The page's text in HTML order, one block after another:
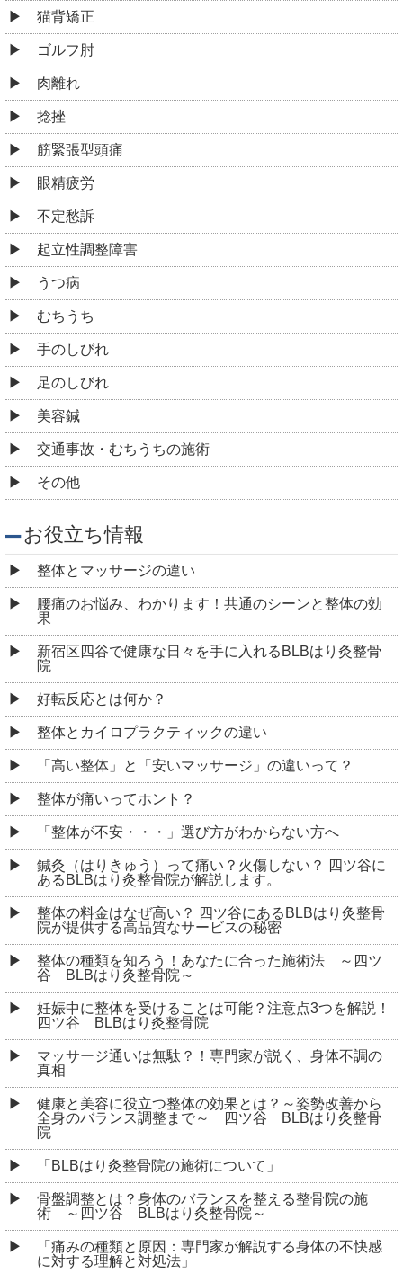
猫背矯正
ゴルフ肘
肉離れ
捻挫
筋緊張型頭痛
眼精疲労
不定愁訴
起立性調整障害
うつ病
むちうち
手のしびれ
足のしびれ
美容鍼
交通事故・むちうちの施術
その他
お役立ち情報
整体とマッサージの違い
腰痛のお悩み、わかります！共通のシーンと整体の効
果
新宿区四谷で健康な日々を手に入れるBLBはり灸整骨
院
好転反応とは何か？
整体とカイロプラクティックの違い
「高い整体」と「安いマッサージ」の違いって？
整体が痛いってホント？
「整体が不安・・・」選び方がわからない方へ
鍼灸（はりきゅう）って痛い？火傷しない？ 四ツ谷に
あるBLBはり灸整骨院が解説します。
整体の料金はなぜ高い？ 四ツ谷にあるBLBはり灸整骨
院が提供する高品質なサービスの秘密
整体の種類を知ろう！あなたに合った施術法 ～四ツ
谷 BLBはり灸整骨院～
妊娠中に整体を受けることは可能？注意点3つを解説！
四ツ谷 BLBはり灸整骨院
マッサージ通いは無駄？！専門家が説く、身体不調の
真相
健康と美容に役立つ整体の効果とは？～姿勢改善から
全身のバランス調整まで～ 四ツ谷 BLBはり灸整骨
院
「BLBはり灸整骨院の施術について」
骨盤調整とは？身体のバランスを整える整骨院の施
術 ～四ツ谷 BLBはり灸整骨院～
「痛みの種類と原因：専門家が解説する身体の不快感
に対する理解と対処法」